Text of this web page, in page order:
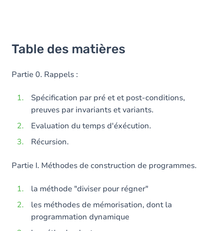
Table des matières
Partie 0. Rappels :
Spécification par pré et et post-conditions,
preuves par invariants et variants.
Evaluation du temps d'éxécution.
Récursion.
Partie I. Méthodes de construction de programmes.
la méthode "diviser pour régner"
les méthodes de mémorisation, dont la
programmation dynamique